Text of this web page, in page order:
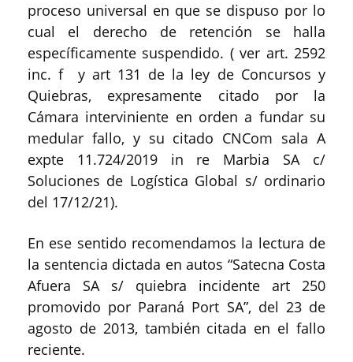
proceso universal en que se dispuso por lo
cual el derecho de retención se halla
específicamente suspendido. ( ver art. 2592
inc. f y art 131 de la ley de Concursos y
Quiebras, expresamente citado por la
Cámara interviniente en orden a fundar su
medular fallo, y su citado CNCom sala A
expte 11.724/2019 in re Marbia SA c/
Soluciones de Logística Global s/ ordinario
del 17/12/21).
En ese sentido recomendamos la lectura de
la sentencia dictada en autos “Satecna Costa
Afuera SA s/ quiebra incidente art 250
promovido por Paraná Port SA”, del 23 de
agosto de 2013, también citada en el fallo
reciente.